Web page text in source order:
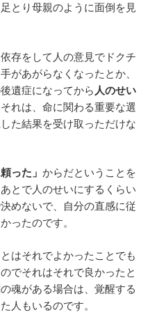
とり母親のように面倒を見
存をして人の意見でドクチ
があがらなくなったとか、
遺症になってから 人のせい
れは、命に関わる重要な選
た結果を受け取っただけな
った」 からだということを
とで人のせいにするくらい
めないで、自分の直感に従
ったのです。
はそれでよかったことでも
でそれはそれで良かったと
魂がある場合は、覚醒する
人もいるのです。